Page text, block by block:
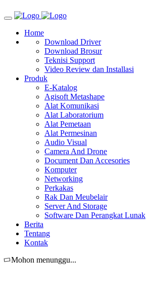
Home
Download Driver
Download Brosur
Teknisi Support
Video Review dan Installasi
Produk
E-Katalog
Agisoft Metashape
Alat Komunikasi
Alat Laboratorium
Alat Pemetaan
Alat Permesinan
Audio Visual
Camera And Drone
Document Dan Accesories
Komputer
Networking
Perkakas
Rak Dan Meubelair
Server And Storage
Software Dan Perangkat Lunak
Berita
Tentang
Kontak
Mohon menunggu...